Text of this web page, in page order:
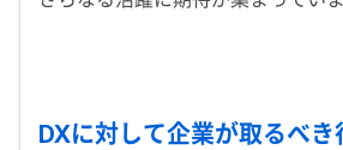
DXに対して企業が取るべき